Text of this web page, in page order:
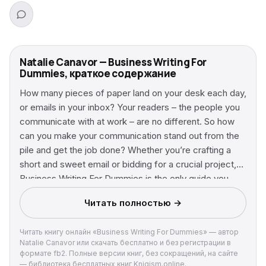
Natalie Canavor — Business Writing For
Dummies, краткое содержание
How many pieces of paper land on your desk each day,
or emails in your inbox? Your readers – the people you
communicate with at work – are no different. So how
can you make your communication stand out from the
pile and get the job done? Whether you’re crafting a
short and sweet email or bidding for a crucial project,
Business Writing For Dummies is the only guide you
need. Inside you’ll find: The basic principles of how to
write well How to avoid the common pitfalls that
immediately turn a reader off Crucial tips for self-
editing and revision techniques to heighten your impact
Lots of practical advice and examples covering a range
of different types of communication, including emails,
Читать полностью →
Читать книгу онлайн «Business Writing For Dummies» — автор
Natalie Canavor или скачать бесплатно и без регистрации в
формате fb2. Полные версии книг, без сокращений, на сайте
— библиотека бесплатных книг Knigism.online.